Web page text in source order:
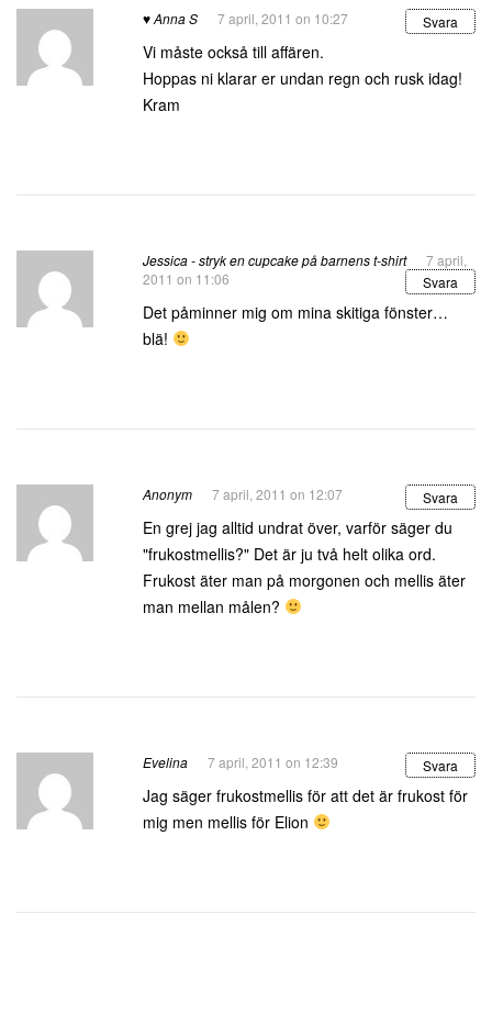
♥ Anna S 7 april, 2011 on 10:27 Svara
Vi måste också till affären.
Hoppas ni klarar er undan regn och rusk idag!
Kram
Jessica - stryk en cupcake på barnens t-shirt
7 april,
2011 on 11:06
Svara
Det påminner mig om mina skitiga fönster…
blä!
Anonym 7 april, 2011 on 12:07 Svara
En grej jag alltid undrat över, varför säger du
"frukostmellis?" Det är ju två helt olika ord.
Frukost äter man på morgonen och mellis äter
man mellan målen?
Evelina 7 april, 2011 on 12:39 Svara
Jag säger frukostmellis för att det är frukost för
mig men mellis för Elion